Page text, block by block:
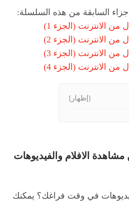
السابقة من هذه السلسلة:
[إظهار]
في وقت فراغك؟ يمكنك